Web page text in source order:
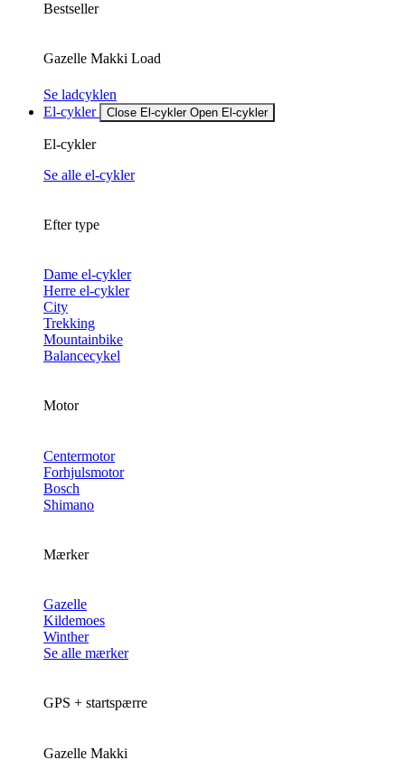
Bestseller
Gazelle Makki Load
Se ladcyklen
El-cykler
Close El-cykler Open El-cykler
El-cykler
Se alle el-cykler
Efter type
Dame el-cykler
Herre el-cykler
City
Trekking
Mountainbike
Balancecykel
Motor
Centermotor
Forhjulsmotor
Bosch
Shimano
Mærker
Gazelle
Kildemoes
Winther
Se alle mærker
GPS + startspærre
Gazelle Makki